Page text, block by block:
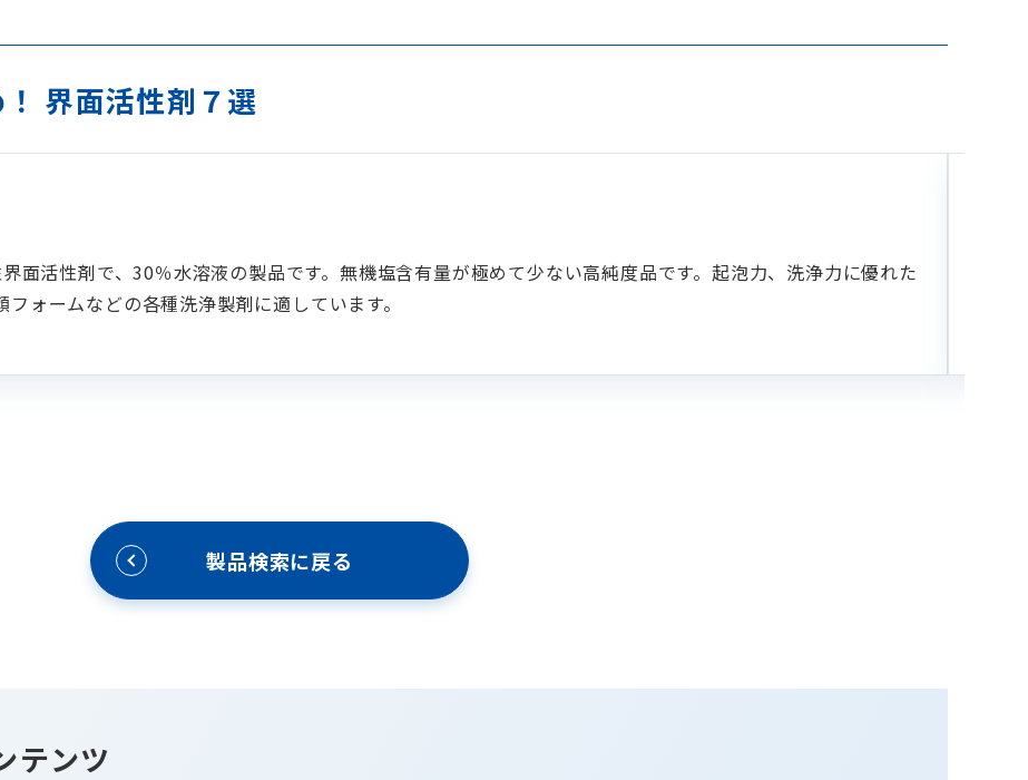
界面活性剤７選
面活性剤で、30％水溶液の製品です。無機塩含有量が極めて少ない高純度品です。起泡力、洗浄力に優れた
ォームなどの各種洗浄製剤に適しています。
製品検索に戻る
テンツ